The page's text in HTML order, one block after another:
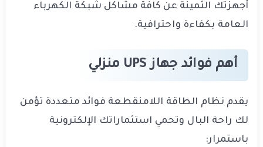
أجهزتك الثمينة عن كافة مشاكل شبكة الكهرباء
العامة بكفاءة واحترافية.
أهم فوائد جهاز UPS منزلي
يقدم نظام الطاقة اللامنقطعة فوائد متعددة تؤمن
لك راحة البال وتحمي استثماراتك الإلكترونية
باستمرار: